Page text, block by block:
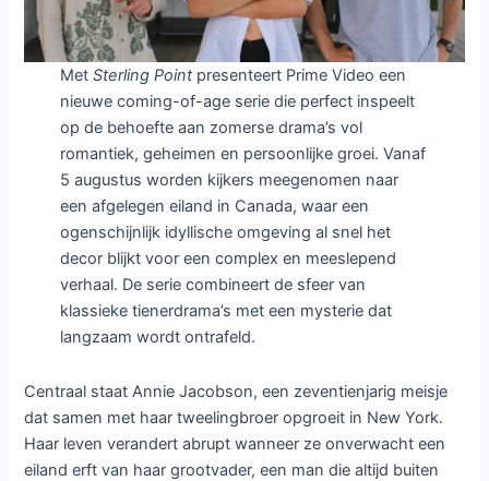
Met Sterling Pointpresenteert Prime Video een
nieuwe coming-of-age serie die perfect inspeelt
op de behoefte aan zomerse drama’s vol
romantiek, geheimen en persoonlijke groei. Vanaf
5 augustus worden kijkers meegenomen naar
een afgelegen eiland in Canada, waar een
ogenschijnlijk idyllische omgeving al snel het
decor blijkt voor een complex en meeslepend
verhaal. De serie combineert de sfeer van
klassieke tienerdrama’s met een mysterie dat
langzaam wordt ontrafeld.
Centraal staat Annie Jacobson, een zeventienjarig meisje
dat samen met haar tweelingbroer opgroeit in New York.
Haar leven verandert abrupt wanneer ze onverwacht een
eiland erft van haar grootvader, een man die altijd buiten